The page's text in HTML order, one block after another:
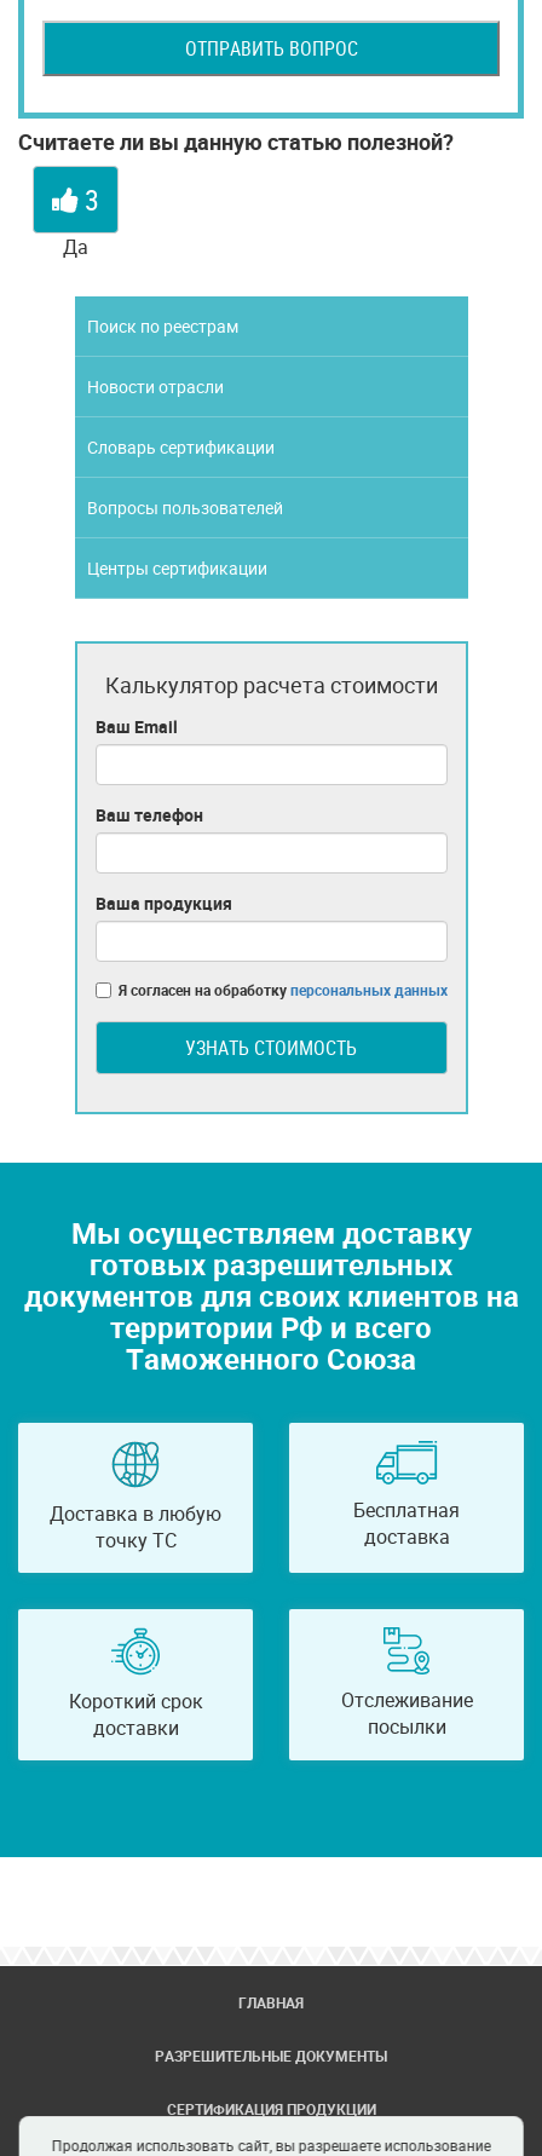
ОТПРАВИТЬ ВОПРОС
Считаете ли вы данную статью полезной?
3
Да
Поиск по реестрам
Новости отрасли
Словарь сертификации
Вопросы пользователей
Центры сертификации
Калькулятор расчета стоимости
Ваш Email
Ваш телефон
Ваша продукция
Я согласен на обработкуперсональных данных
УЗНАТЬ СТОИМОСТЬ
Мы осуществляем доставку
готовых разрешительных
документов для своих клиентов на
территории РФ и всего
Таможенного Союза
Доставка в любую
точку ТС
Бесплатная
доставка
Короткий срок
доставки
Отслеживание
посылки
ГЛАВНАЯ
РАЗРЕШИТЕЛЬНЫЕ ДОКУМЕНТЫ
СЕРТИФИКАЦИЯ ПРОДУКЦИИ
Продолжая использовать сайт, вы разрешаете использование